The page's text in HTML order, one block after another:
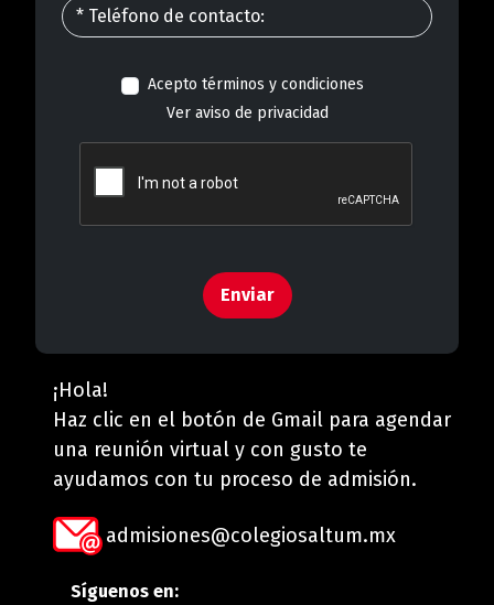
¡Hola!
Haz clic en el botón de Gmail para agendar
una reunión virtual y con gusto te
ayudamos con tu proceso de admisión.
admisiones@colegiosaltum.mx
Síguenos en:
Acepto términos y condiciones
Ver aviso de privacidad
Enviar